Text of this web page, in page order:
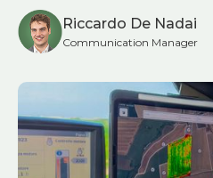
Riccardo De Nadai
Communication Manager